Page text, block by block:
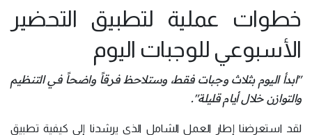
خطوات عملية لتطبيق التحضير
الأسبوعي للوجبات اليوم
"ابدأ اليوم بثلاث وجبات فقط، وستلاحظ فرقاً واضحاً في التنظيم
والتوازن خلال أيام قليلة".
لقد استعرضنا إطار العمل الشامل الذي يرشدنا إلى كيفية تطبيق